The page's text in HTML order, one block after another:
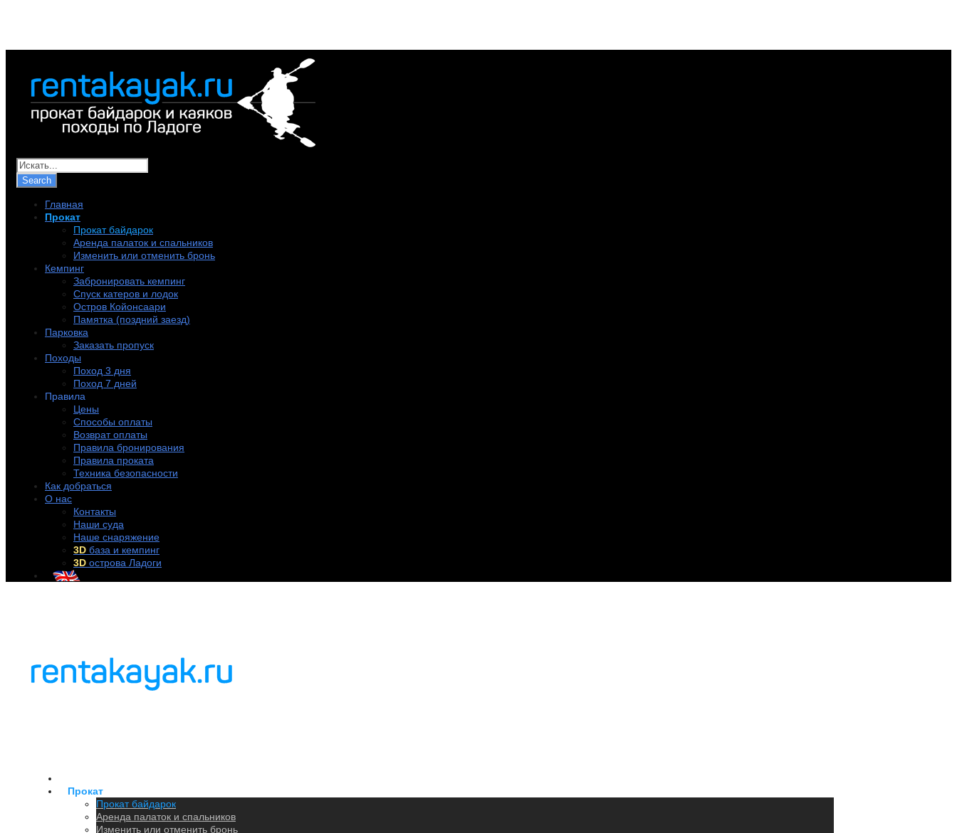
Главная
Прокат
Прокат байдарок
Аренда палаток и спальников
Изменить или отменить бронь
Кемпинг
Забронировать кемпинг
Спуск катеров и лодок
Остров Койонсаари
Памятка (поздний заезд)
Парковка
Заказать пропуск
Походы
Поход 3 дня
Поход 7 дней
Правила
Цены
Способы оплаты
Возврат оплаты
Правила бронирования
Правила проката
Техника безопасности
Как добраться
О нас
Контакты
Наши суда
Наше снаряжение
3D база и кемпинг
3D острова Ладоги
Прокат
Прокат байдарок
Аренда палаток и спальников
Изменить или отменить бронь